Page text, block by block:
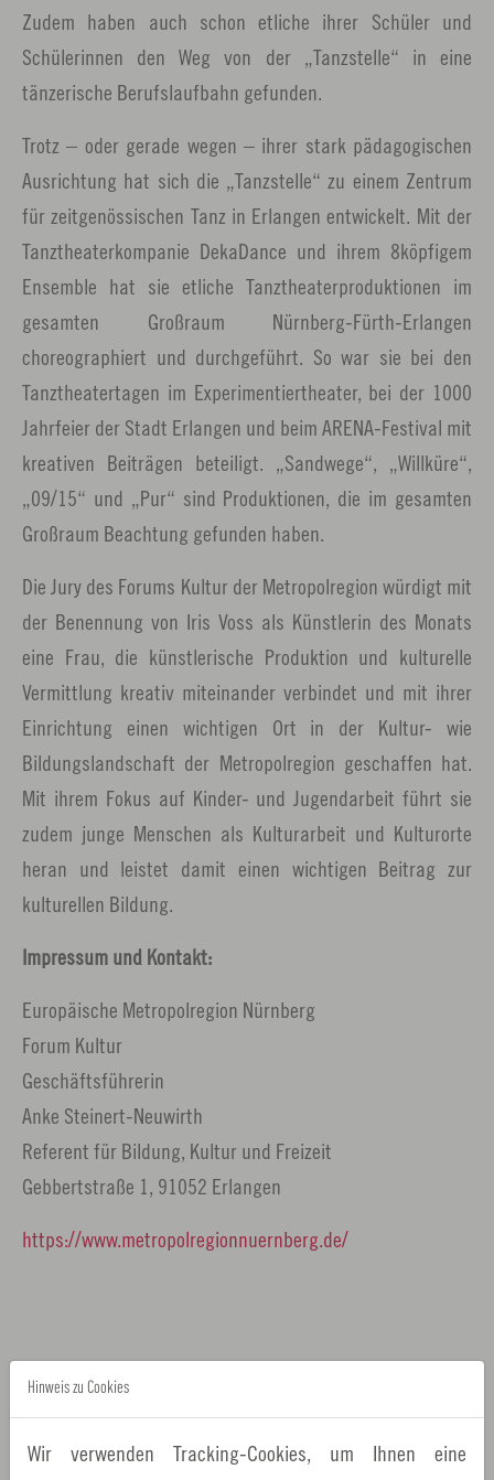
Zudem haben auch schon etliche ihrer Schüler und
Schülerinnen den Weg von der „Tanzstelle“ in eine
tänzerische Berufslaufbahn gefunden.
Trotz – oder gerade wegen – ihrer stark pädagogischen
Ausrichtung hat sich die „Tanzstelle“ zu einem Zentrum
für zeitgenössischen Tanz in Erlangen entwickelt. Mit der
Tanztheaterkompanie DekaDance und ihrem 8köpfigem
Ensemble hat sie etliche Tanztheaterproduktionen im
gesamten Großraum Nürnberg-Fürth-Erlangen
choreographiert und durchgeführt. So war sie bei den
Tanztheatertagen im Experimentiertheater, bei der 1000
Jahrfeier der Stadt Erlangen und beim ARENA-Festival mit
kreativen Beiträgen beteiligt. „Sandwege“, „Willküre“,
„09/15“ und „Pur“ sind Produktionen, die im gesamten
Großraum Beachtung gefunden haben.
Die Jury des Forums Kultur der Metropolregion würdigt mit
der Benennung von Iris Voss als Künstlerin des Monats
eine Frau, die künstlerische Produktion und kulturelle
Vermittlung kreativ miteinander verbindet und mit ihrer
Einrichtung einen wichtigen Ort in der Kultur- wie
Bildungslandschaft der Metropolregion geschaffen hat.
Mit ihrem Fokus auf Kinder- und Jugendarbeit führt sie
zudem junge Menschen als Kulturarbeit und Kulturorte
heran und leistet damit einen wichtigen Beitrag zur
kulturellen Bildung.
Impressum und Kontakt:
Europäische Metropolregion Nürnberg
Forum Kultur
Geschäftsführerin
Anke Steinert-Neuwirth
Referent für Bildung, Kultur und Freizeit
Gebbertstraße 1, 91052 Erlangen
https://www.metropolregionnuernberg.de/
Hinweis zu Cookies
Wir verwenden Tracking-Cookies, um Ihnen eine